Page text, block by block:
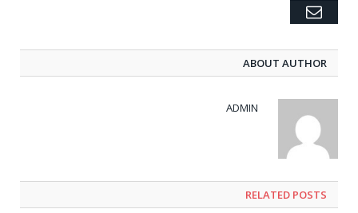
Email
ABOUT AUTHOR
ADMIN
RELATED POSTS